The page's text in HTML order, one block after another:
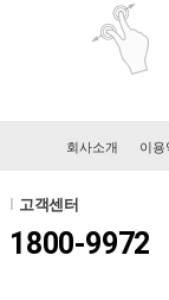
회사소개 이용
l 고객센터
1800-9972